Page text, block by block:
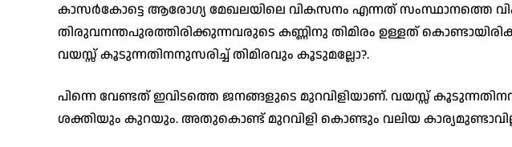
കാസർകോട്ടെ ആരോഗ്യ മേഖലയിലെ വികസനം എന്നത് സംസ്ഥാനത്തെ
തിരുവനന്തപുരത്തിരിക്കുന്നവരുടെ കണ്ണിനു തിമിരം ഉള്ളത്
വയസ്സ് കൂടുന്നതിനനുസരിച്ച് തിമിരവും കൂടുമല്ലോ?.
പിന്നെ വേണ്ടത് ഇവിടത്തെ ജനങ്ങളുടെ മുറവിളിയാണ്. വയസ്സ്
ശക്തിയും കുറയും. അതുകൊണ്ട് മുറവിളി കൊണ്ടും വലിയ